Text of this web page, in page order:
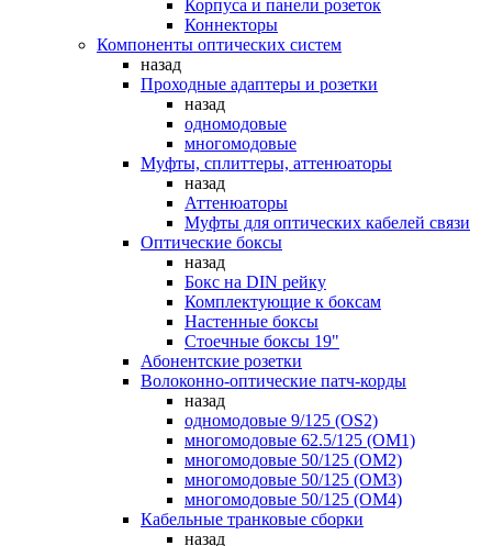
Корпуса и панели розеток
Коннекторы
Компоненты оптических систем
назад
Проходные адаптеры и розетки
назад
одномодовые
многомодовые
Муфты, сплиттеры, аттенюаторы
назад
Аттенюаторы
Муфты для оптических кабелей связи
Оптические боксы
назад
Бокс на DIN рейку
Комплектующие к боксам
Настенные боксы
Стоечные боксы 19"
Абонентские розетки
Волоконно-оптические патч-корды
назад
одномодовые 9/125 (OS2)
многомодовые 62.5/125 (OM1)
многомодовые 50/125 (OM2)
многомодовые 50/125 (OM3)
многомодовые 50/125 (OM4)
Кабельные транковые сборки
назад